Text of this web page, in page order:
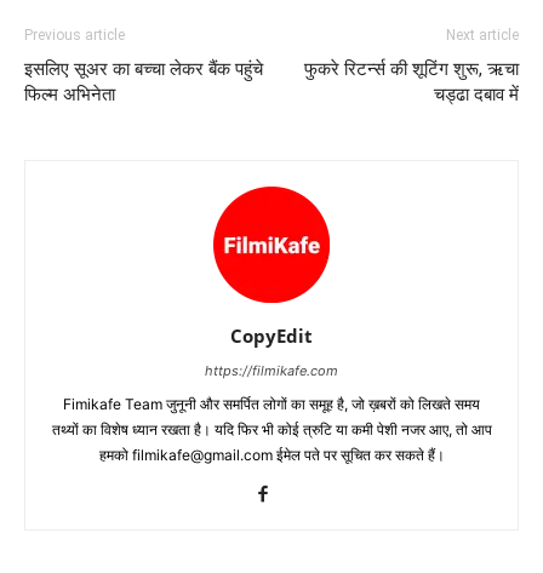
Previous article
इसलिए सूअर का बच्‍चा लेकर बैंक पहुंचे
फिल्‍म अभिनेता
Next article
फुकरे रिटर्न्‍स की शूटिंग शुरू, ऋचा
चड्ढा दबाव में
CopyEdit
https://filmikafe.com
Fimikafe Team जुनूनी और समर्पित लोगों का समूह है, जो ख़बरों को लिखते समय
तथ्‍यों का विशेष ध्‍यान रखता है। यदि फिर भी कोई त्रुटि या कमी पेशी नजर आए, तो आप
हमको filmikafe@gmail.com ईमेल पते पर सूचित कर सकते हैं।